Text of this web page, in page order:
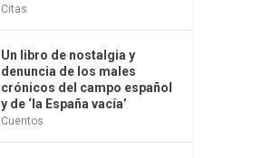
Citas
Un libro de nostalgia y
denuncia de los males
crónicos del campo español
y de ‘la España vacía’
Cuentos